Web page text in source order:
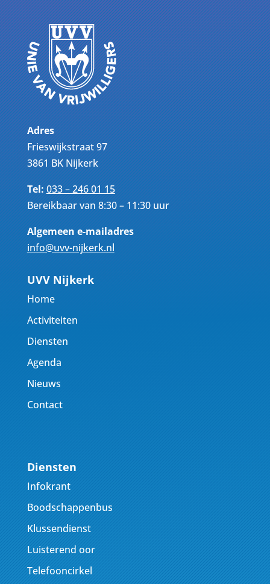
Adres
Frieswijkstraat 97
3861 BK Nijkerk
Tel:033 – 246 01 15
Bereikbaar van 8:30 – 11:30 uur
Algemeen e-mailadres
info@uvv-nijkerk.nl
UVV Nijkerk
Home
Activiteiten
Diensten
Agenda
Nieuws
Contact
Diensten
Infokrant
Boodschappenbus
Klussendienst
Luisterend oor
Telefooncirkel